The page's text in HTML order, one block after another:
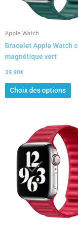
Apple Watch
Bracelet Apple Watch
magnétique vert
39.90€
Choix des options
la
Ce
a